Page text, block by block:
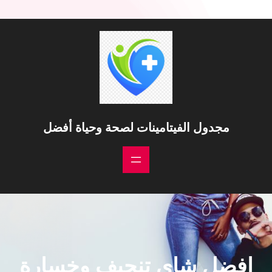
مجدول الفيتامينات لصحة وحياة أفضل
افضل شاي تنحيف وخسارة